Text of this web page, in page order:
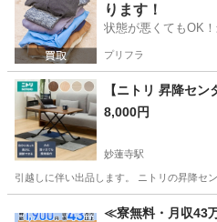
ります！
状態が悪くてもOK
プリフラ
【ニトリ 昇降セン
8,000円
妙蓮寺駅
引越しに伴い出品します。 ニトリの昇降セ
妙蓮寺駅 テー
≪寮無料・月収43